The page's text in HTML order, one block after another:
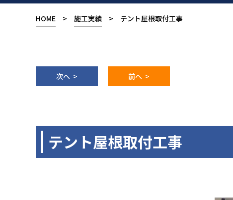
HOME > 施工実績 > テント屋根取付工事
次へ > 前へ >
テント屋根取付工事